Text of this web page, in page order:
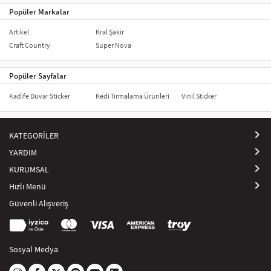
Popüler Markalar
Artikel
Craft Country
Kral Şakir
Super Nova
Popüler Sayfalar
Kadife Duvar Sticker Kedi Tırmalama Ürünleri Vinil Sticker
KATEGORİLER
YARDIM
KURUMSAL
Hızlı Menü
Güvenli Alışveriş
Sosyal Medya